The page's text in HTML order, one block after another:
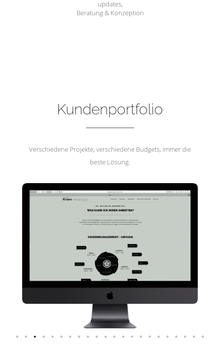
updates,
Beratung & Konzeption
Kundenportfolio
Verschiedene Projekte, verschiedene Budgets, immer die
beste Lösung.